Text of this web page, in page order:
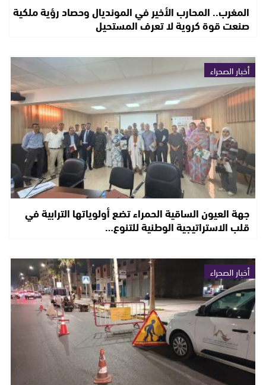
المغرب.. المحارب الأخير في المونديال وحصاد رؤية ملكية
صنعت قوة كروية لا تعرف المستحيل
أخبار الصحراء
جهة العيون الساقية الحمراء تضع أولوياتها الترابية في
قلب الاستراتيجية الوطنية للتنوع…
أخبار الصحراء